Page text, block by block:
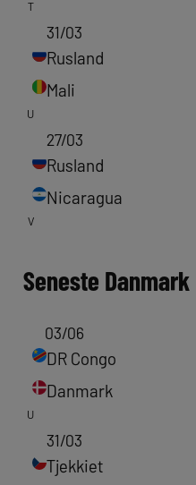
T
31/03
Rusland
Mali
U
27/03
Rusland
Nicaragua
V
Seneste Danmark
03/06
DR Congo
Danmark
U
31/03
Tjekkiet